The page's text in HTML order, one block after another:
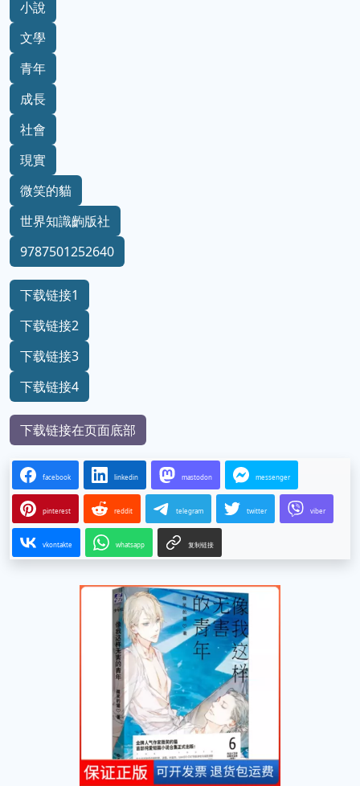
小說
文學
青年
成長
社會
現實
微笑的貓
世界知識齣版社
9787501252640
下载链接1
下载链接2
下载链接3
下载链接4
下载链接在页面底部
facebook linkedin mastodon messenger
pinterest reddit telegram twitter viber
vkontakte whatsapp 复制链接